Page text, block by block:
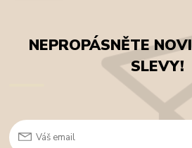
NEPROPÁSNĚTE
SLEVY!